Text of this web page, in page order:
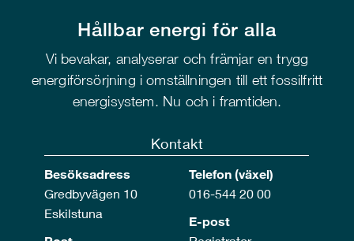
Hållbar energi för alla
Vi bevakar, analyserar och främjar en trygg
energiförsörjning i omställningen till ett fossilfritt
energisystem. Nu och i framtiden.
Kontakt
Besöksadress
Gredbyvägen 10
Eskilstuna
Telefon (växel)
016-544 20 00
E-post